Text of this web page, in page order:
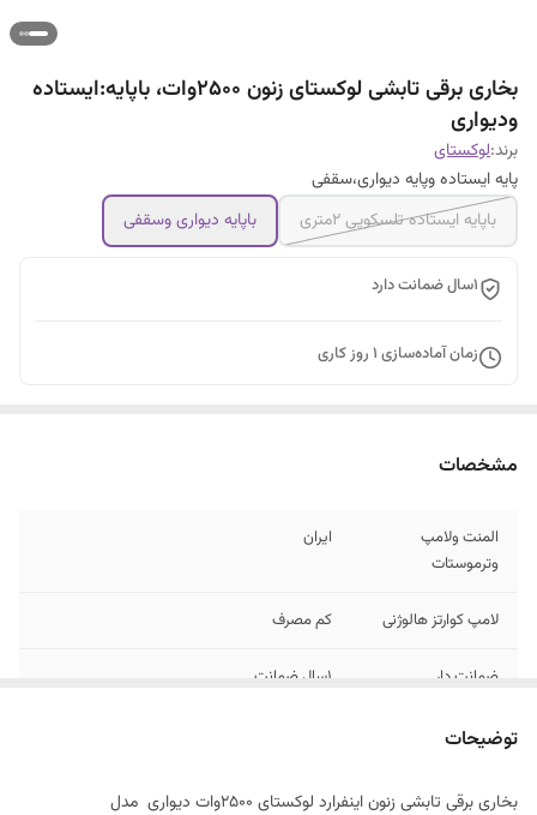
بخاری برقی تابشی لوکستای زنون ۲۵۰۰وات، باپایه:ایستاده
ودیواری
برند:لوکستای
پایه ایستاده وپایه دیواری،سقفی
باپایه ایستاده تلسکوپی ۲متری
باپایه دیواری وسقفی
۱سال ضمانت دارد
زمان آماده‌سازی 1 روز کاری
مشخصات
المنت ولامپ
وترموستات
ایران
لامپ کوارتز هالوژنی کم مصرف
ضمانت دار ۱سال ضمانت
دیواری وسقفی
ارسال فوری درصورت کارت بکارت وارسال عکس واریزی
توضیحات
بخاری برقی تابشی زنون اینفرارد لوکستای ۲۵۰۰وات دیواری مدل